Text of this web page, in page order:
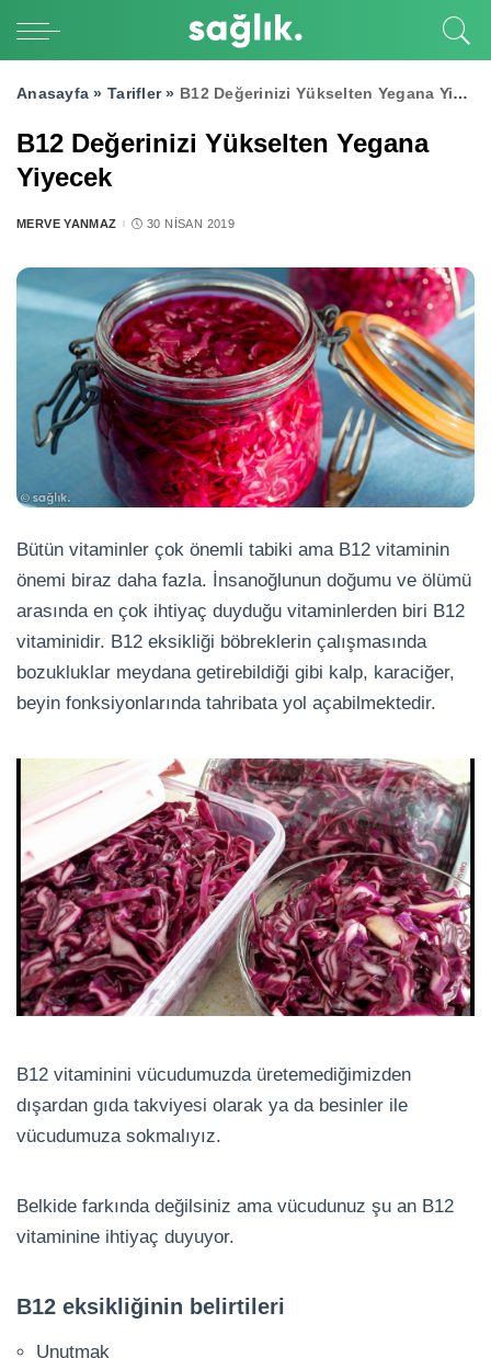
Anasayfa » Tarifler» B12 Değerinizi Yükselten Yegana Yiyecek
B12 Değerinizi Yükselten Yegana
Yiyecek
POSTED
MERVE YANMAZ 30 NISAN 2019
Bütün vitaminler çok önemli tabiki ama B12 vitaminin
önemi biraz daha fazla. İnsanoğlunun doğumu ve ölümü
arasında en çok ihtiyaç duyduğu vitaminlerden biri B12
vitaminidir. B12 eksikliği böbreklerin çalışmasında
bozukluklar meydana getirebildiği gibi kalp, karaciğer,
beyin fonksiyonlarında tahribata yol açabilmektedir.
B12 vitaminini vücudumuzda üretemediğimizden
dışardan gıda takviyesi olarak ya da besinler ile
vücudumuza sokmalıyız.
Belkide farkında değilsiniz ama vücudunuz şu an B12
vitaminine ihtiyaç duyuyor.
B12 eksikliğinin belirtileri
Unutmak